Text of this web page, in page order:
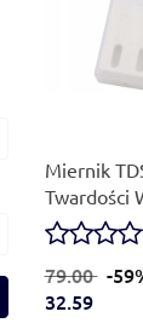
Miernik
Twardości
79.00 -
32.59